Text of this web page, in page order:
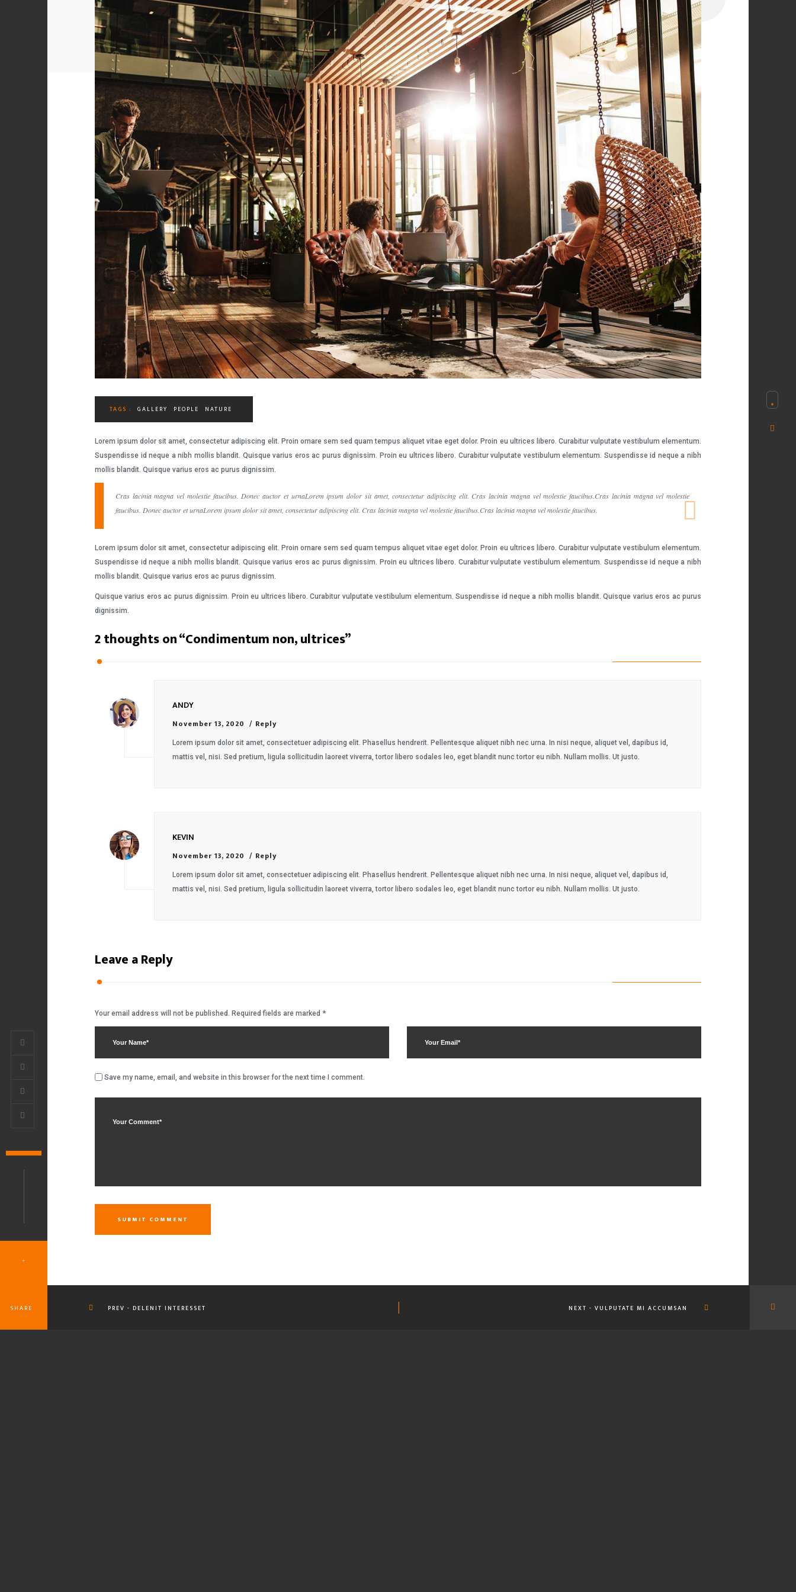
SHARE PREV - DELENIT INTERESSET NEXT - VULPUTATE MI ACCUMSAN
TAGS : GALLERY PEOPLE NATURE
Lorem ipsum dolor sit amet, consectetur adipiscing elit. Proin ornare sem sed quam tempus aliquet vitae eget dolor. Proin eu ultrices libero. Curabitur vulputate vestibulum elementum.
Suspendisse id neque a nibh mollis blandit. Quisque varius eros ac purus dignissim. Proin eu ultrices libero. Curabitur vulputate vestibulum elementum. Suspendisse id neque a nibh
mollis blandit. Quisque varius eros ac purus dignissim.
Cras lacinia magna vel molestie faucibus. Donec auctor et urnaLorem ipsum dolor sit amet, consectetur adipiscing elit. Cras lacinia magna vel molestie faucibus.Cras lacinia magna vel molestie
faucibus. Donec auctor et urnaLorem ipsum dolor sit amet, consectetur adipiscing elit. Cras lacinia magna vel molestie faucibus.Cras lacinia magna vel molestie faucibus.
Lorem ipsum dolor sit amet, consectetur adipiscing elit. Proin ornare sem sed quam tempus aliquet vitae eget dolor. Proin eu ultrices libero. Curabitur vulputate vestibulum elementum.
Suspendisse id neque a nibh mollis blandit. Quisque varius eros ac purus dignissim. Proin eu ultrices libero. Curabitur vulputate vestibulum elementum. Suspendisse id neque a nibh
mollis blandit. Quisque varius eros ac purus dignissim.
Quisque varius eros ac purus dignissim. Proin eu ultrices libero. Curabitur vulputate vestibulum elementum. Suspendisse id neque a nibh mollis blandit. Quisque varius eros ac purus
dignissim.
2 thoughts on “Condimentum non, ultrices”
ANDY
November 13, 2020 Reply
Lorem ipsum dolor sit amet, consectetuer adipiscing elit. Phasellus hendrerit. Pellentesque aliquet nibh nec urna. In nisi neque, aliquet vel, dapibus id,
mattis vel, nisi. Sed pretium, ligula sollicitudin laoreet viverra, tortor libero sodales leo, eget blandit nunc tortor eu nibh. Nullam mollis. Ut justo.
KEVIN
November 13, 2020 Reply
Lorem ipsum dolor sit amet, consectetuer adipiscing elit. Phasellus hendrerit. Pellentesque aliquet nibh nec urna. In nisi neque, aliquet vel, dapibus id,
mattis vel, nisi. Sed pretium, ligula sollicitudin laoreet viverra, tortor libero sodales leo, eget blandit nunc tortor eu nibh. Nullam mollis. Ut justo.
Leave a Reply
Your email address will not be published. Required fields are marked *
Save my name, email, and website in this browser for the next time I comment.
SUBMIT COMMENT